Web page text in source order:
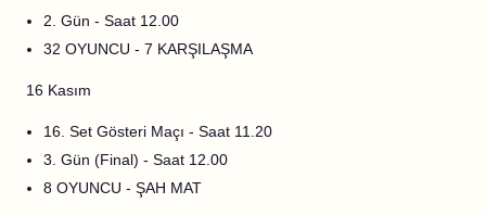
2. Gün - Saat 12.00
32 OYUNCU - 7 KARŞILAŞMA
16 Kasım
16. Set Gösteri Maçı - Saat 11.20
3. Gün (Final) - Saat 12.00
8 OYUNCU - ŞAH MAT